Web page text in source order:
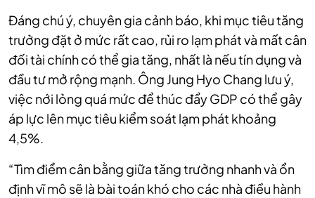
Đáng chú ý, chuyên gia cảnh báo, khi mục tiêu tăng
trưởng đặt ở mức rất cao, rủi ro lạm phát và mất cân
đối tài chính có thể gia tăng, nhất là nếu tín dụng và
đầu tư mở rộng mạnh. Ông Jung Hyo Chang lưu ý,
việc nới lỏng quá mức để thúc đẩy GDP có thể gây
áp lực lên mục tiêu kiểm soát lạm phát khoảng
4,5%.
“Tìm điểm cân bằng giữa tăng trưởng nhanh và ổn
định vĩ mô sẽ là bài toán khó cho các nhà điều hành